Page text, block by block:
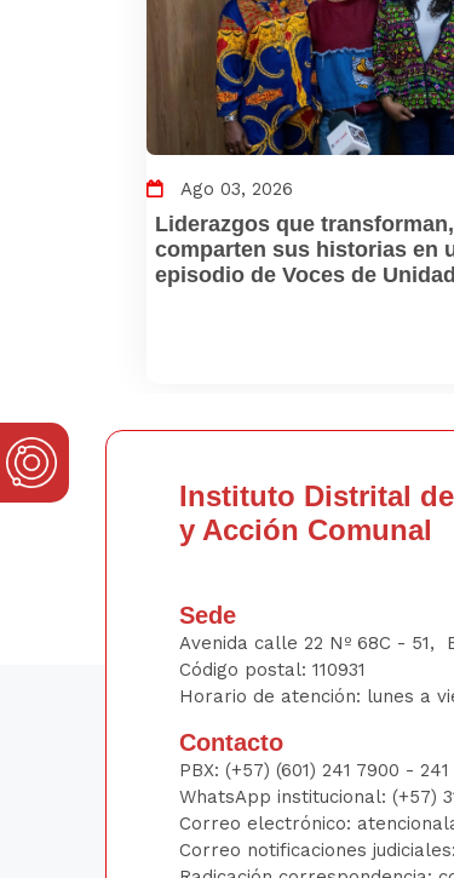
Ago 03, 2026
Liderazgos que
comparten sus historias en
episodio de Voces de
Instituto Distrital
y Acción Comunal
Sede
Avenida calle 22 Nº 68C - 51,
Código postal: 110931
Horario de atención: lunes a
Contacto
PBX: (+57) (601) 241 7900 - 241
WhatsApp institucional: (+57)
Correo electrónico:
Correo notificaciones judiciales: